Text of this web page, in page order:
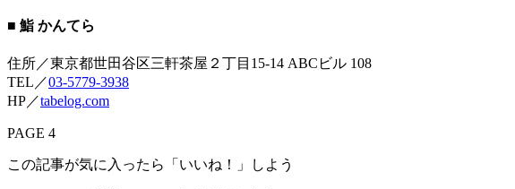
■ 鮨 かんてら
住所／東京都世田谷区三軒茶屋２丁目15-14 ABCビル 108
TEL／03-5779-3938
HP／tabelog.com
PAGE 4
この記事が気に入ったら「いいね！」しよう